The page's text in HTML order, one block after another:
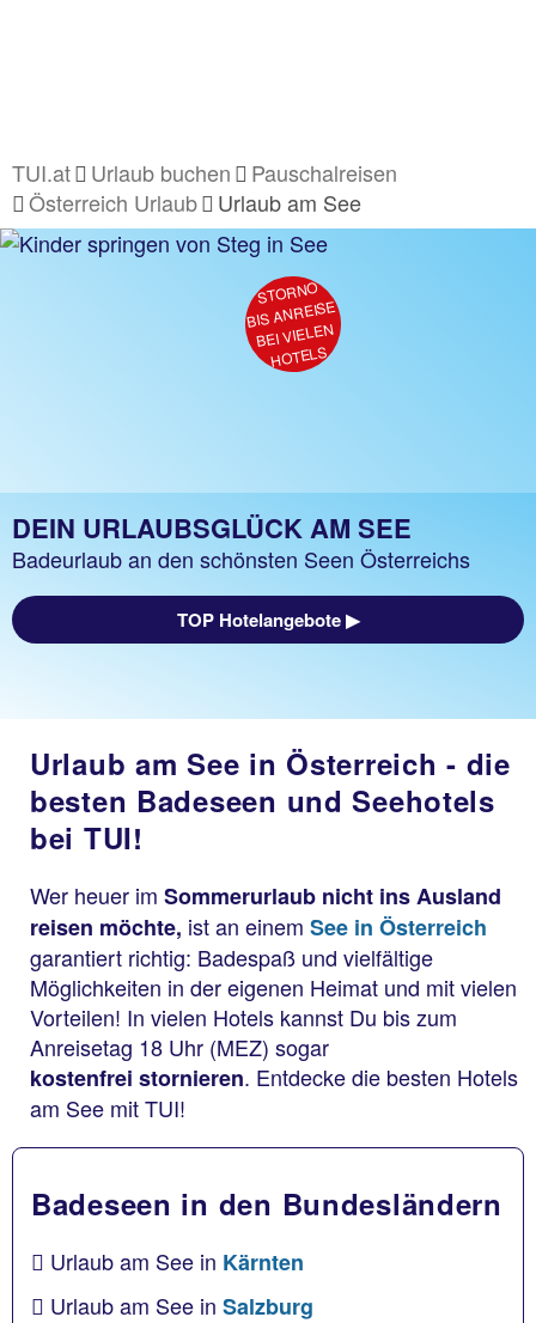
TUI.at Urlaub buchen
Pauschalreisen
Österreich Urlaub
Urlaub am See
DEIN URLAUBSGLÜCK AM SEE
Badeurlaub an den schönsten Seen Österreichs
TOP Hotelangebote ▶
STORNO
BIS ANREISE
BEI VIELEN
HOTELS
Urlaub am See in Österreich - die
besten Badeseen und Seehotels
bei TUI!
Wer heuer im Sommerurlaub nicht ins Ausland
reisen möchte, ist an einem See in Österreich
garantiert richtig: Badespaß und vielfältige
Möglichkeiten in der eigenen Heimat und mit vielen
Vorteilen! In vielen Hotels kannst Du bis zum
Anreisetag 18 Uhr (MEZ) sogar
kostenfrei stornieren. Entdecke die besten Hotels
am See mit TUI!
Badeseen in den Bundesländern
Urlaub am See in Kärnten
Urlaub am See in Salzburg